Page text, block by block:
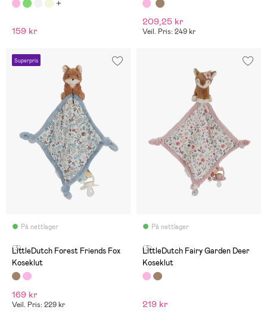
159 kr
209,25 kr
Veil. Pris: 249 kr
Superpris
På nettlager
(3)
LittleDutch Forest Friends Fox
Koseklut
169 kr
Veil. Pris: 229 kr
På nettlager
(3)
LittleDutch Fairy Garden Deer
Koseklut
219 kr